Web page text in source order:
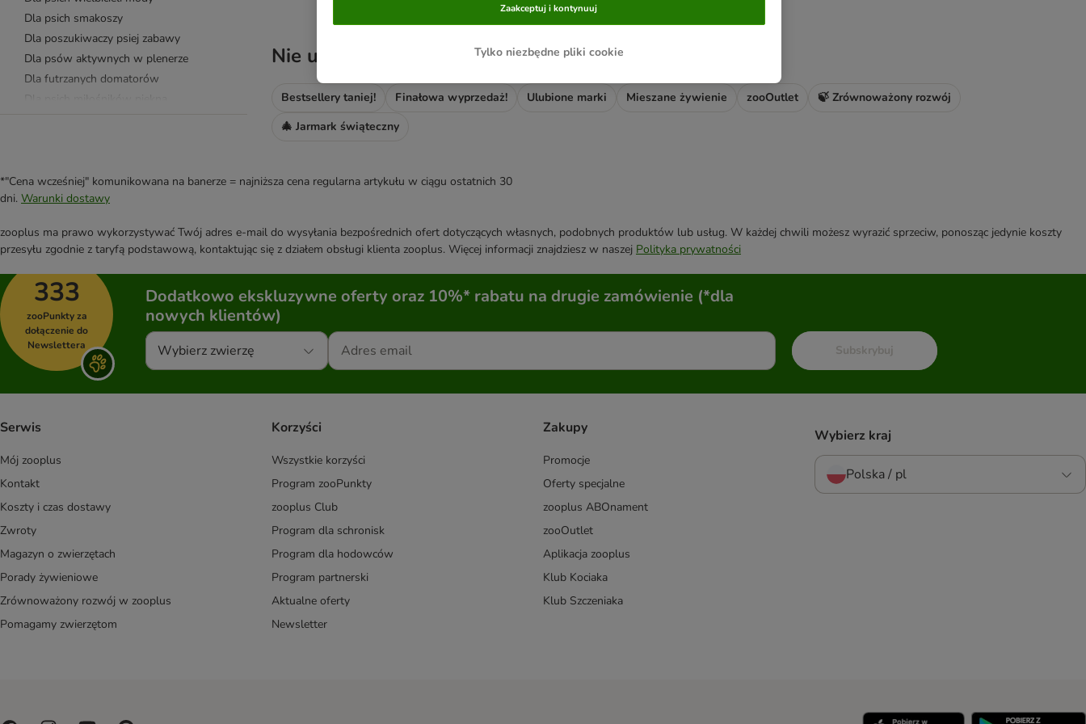
Dla psich smakoszy
Dla poszukiwaczy psiej zabawy
Dla psów aktywnych w plenerze
Dla futrzanych domatorów
Dla kocich miłośników piękna
Dla kocich projektantów wnętrz
Nie udało się znaleźć tego, czego szukasz?
Bestsellery taniej! Finałowa wyprzedaż! Ulubione marki Mieszane żywienie zooOutlet
🍃 Zrównoważony rozwój
🎄 Jarmark świąteczny
*"Cena wcześniej" komunikowana na banerze = najniższa cena regularna artykułu w ciągu ostatnich 30
dni. Warunki dostawy
zooplus ma prawo wykorzystywać Twój adres e-mail do wysyłania bezpośrednich ofert dotyczących własnych, podobnych produktów lub usług. W każdej chwili możesz wyrazić sprzeciw, ponosząc jedynie koszty
przesyłu zgodnie z taryfą podstawową, kontaktując się z działem obsługi klienta zooplus. Więcej informacji znajdziesz w naszej Polityka prywatności
333
zooPunkty za
dołączenie do
Newslettera
Dodatkowo ekskluzywne oferty oraz 10%* rabatu na drugie zamówienie (*dla
nowych klientów)
Wybierz zwierzę Subskrybuj
Serwis
Mój zooplus
Kontakt
Koszty i czas dostawy
Zwroty
Magazyn o zwierzętach
Porady żywieniowe
Zrównoważony rozwój w zooplus
Pomagamy zwierzętom
Korzyści
Wszystkie korzyści
Program zooPunkty
zooplus Club
Program dla schronisk
Program dla hodowców
Program partnerski
Aktualne oferty
Newsletter
Zakupy
Promocje
Oferty specjalne
zooplus ABOnament
zooOutlet
Aplikacja zooplus
Klub Kociaka
Klub Szczeniaka
Wybierz kraj
Polska / pl
Tylko niezbędne pliki cookie
Zaakceptuj i kontynuuj